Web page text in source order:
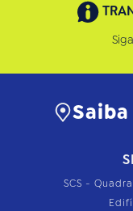
Saiba
SCS -